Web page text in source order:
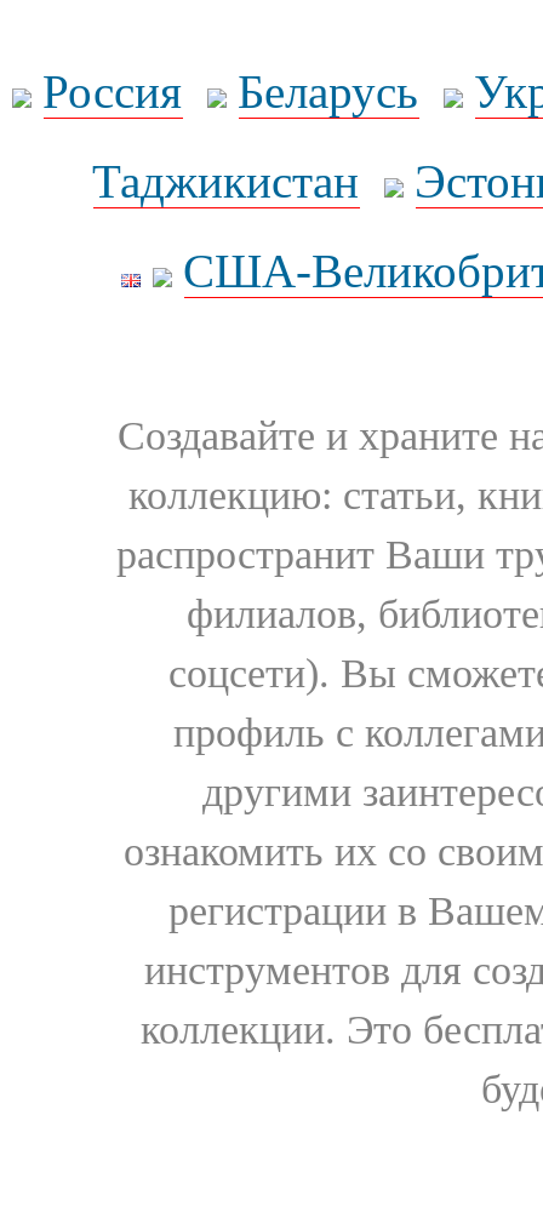
Россия Беларусь
Таджикистан
США-
Создавайте и храните
коллекцию: статьи,
распространит Ваши
филиалов,
соцсети). Вы
профиль с
другими
ознакомить их со
регистрации в
инструментов для
коллекции. Это